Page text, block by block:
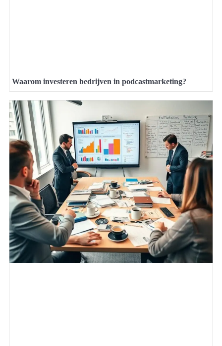
Waarom investeren bedrijven in podcastmarketing?